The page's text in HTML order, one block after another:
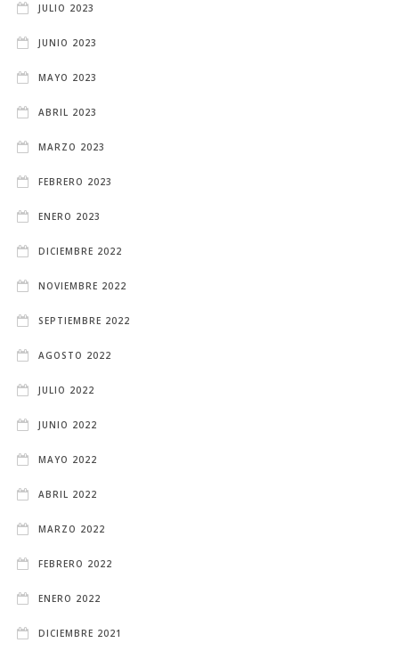
JULIO 2023
JUNIO 2023
MAYO 2023
ABRIL 2023
MARZO 2023
FEBRERO 2023
ENERO 2023
DICIEMBRE 2022
NOVIEMBRE 2022
SEPTIEMBRE 2022
AGOSTO 2022
JULIO 2022
JUNIO 2022
MAYO 2022
ABRIL 2022
MARZO 2022
FEBRERO 2022
ENERO 2022
DICIEMBRE 2021